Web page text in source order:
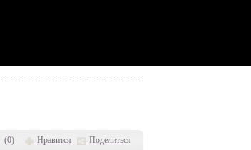
(0) Нравится Поделиться